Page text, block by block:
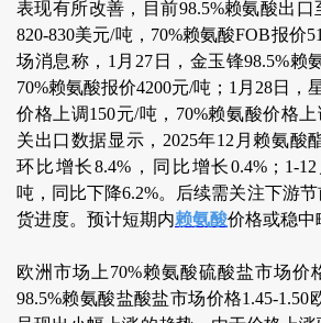
表现有所改善，目前98.5%赖氨酸出
820-830美元/吨，70%赖氨酸FOB报价
场消息称，1月27日，金玉锋98.5%赖
70%赖氨酸报价4200元/吨；1月28日，
价格上调150元/吨，70%赖氨酸价格
关出口数据显示，2025年12月赖氨酸
环比增长8.4%，同比增长0.4%；1-
吨，同比下降6.2%。后续需关注下游
货进度。预计短期内赖氨酸价格或稳中
欧洲市场上70%赖氨酸硫酸盐市场价
98.5%赖氨酸盐酸盐市场价格1.45-1.50